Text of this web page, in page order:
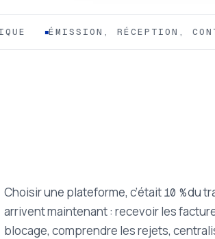
ÉMISSION, RÉCEPTION,
Choisir une plateforme, c’était10 %du
arrivent maintenant : recevoir les
blocage, comprendre les rejets,